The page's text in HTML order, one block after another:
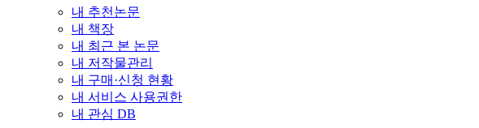
내 추천논문
내 책장
내 최근 본 논문
내 저작물관리
내 구매·신청 현황
내 서비스 사용권한
내 관심 DB